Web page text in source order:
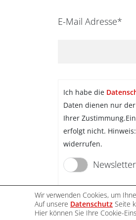
E-Mail Adresse*
Ich habe die
Daten dienen nur
Ihrer
erfolgt nicht.
widerrufen.
Wir verwenden Cookies, um
Auf unsere Datenschutz Seite
Hier können Sie Ihre Cookie-